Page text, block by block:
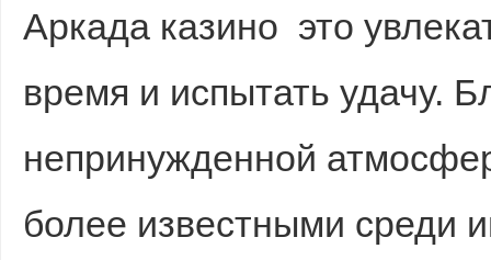
Аркада казино это
время и испытать удачу.
непринужденной
более известными среди